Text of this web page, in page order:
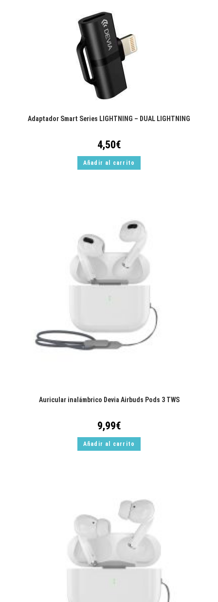
Adaptador Smart Series LIGHTNING – DUAL LIGHTNING
4,50€
Añadir al carrito
Auricular inalámbrico Devia Airbuds Pods 3 TWS
9,99€
Añadir al carrito